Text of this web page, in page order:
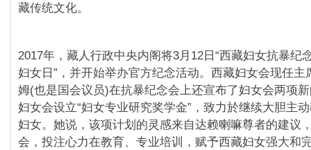
藏传统文化。
2017年，藏人行政中央内阁将3月12日“西藏妇女抗暴纪
妇女日”，并开始举办官方纪念活动。西藏妇女会现任主
姆(也是国会议员)在抗暴纪念会上还宣布了妇女会两项
妇女会设立“妇女专业研究奖学金”，致力於继续大胆主
妇女。她说，该项计划的灵感来自达赖喇嘛尊者的建议
会，投注心力在教育、专业培训，赋予西藏妇女强大和